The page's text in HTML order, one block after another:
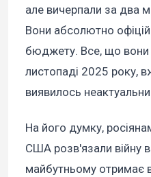
але вичерпали за два
Вони абсолютно
бюджету. Все, що вони
листопаді 2025 року,
виявилось
На його думку,
США розв'язали війну в
майбутньому отримає